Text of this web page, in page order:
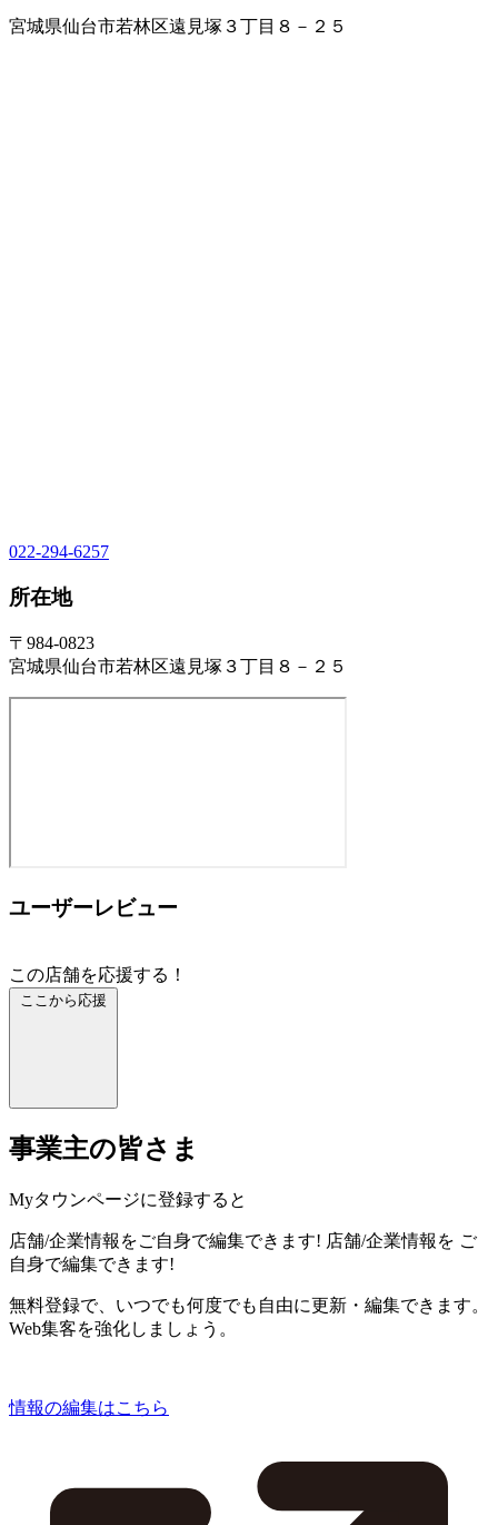
宮城県仙台市若林区遠見塚３丁目８－２５
022-294-6257
所在地
〒984-0823
宮城県仙台市若林区遠見塚３丁目８－２５
ユーザーレビュー
この店舗を応援する！
ここから応援
事業主の皆さま
Myタウンページに登録すると
店舗/企業情報をご自身で編集できます! 店舗/企業情報を ご
自身で編集できます!
無料登録で、いつでも何度でも自由に更新・編集できます。
Web集客を強化しましょう。
情報の編集はこちら